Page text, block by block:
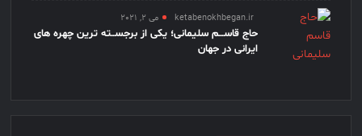
ketabenokhbegan.ir می 2, 2021
حاج قاســـم سلیمانی؛ یکی از برجســته ترین چهره های
ایرانی در جهان